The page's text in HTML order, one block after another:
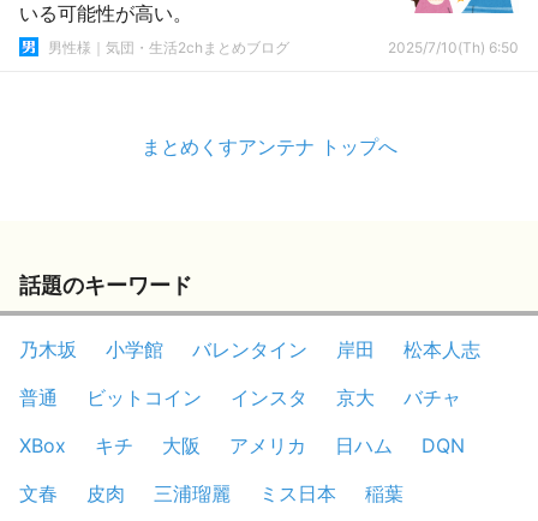
いる可能性が高い。
男性様｜気団・生活2chまとめブログ 2025/7/10(Th) 6:50
まとめくすアンテナ トップへ
話題のキーワード
乃木坂 小学館 バレンタイン 岸田
松本人志
普通
ビットコイン インスタ 京大
バチャ
XBox
キチ 大阪 アメリカ 日ハム
DQN
文春
皮肉 三浦瑠麗 ミス日本
稲葉